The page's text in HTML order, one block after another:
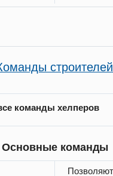
строителей
команды хелперов
Основные команды